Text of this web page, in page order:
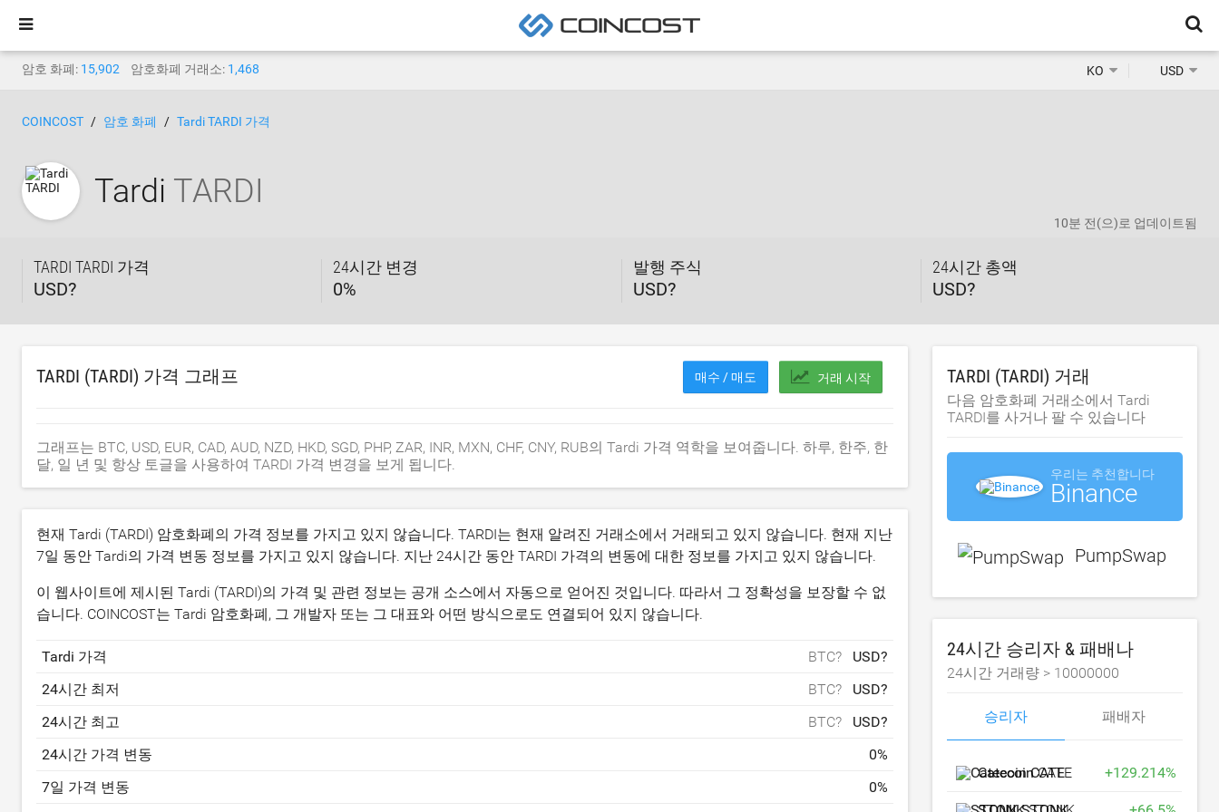
암호 화폐: 15,902 암호화폐 거래소: 1,468 KO USD
COINCOST 암호 화폐 Tardi TARDI 가격
Tardi TARDI
TARDI TARDI 가격
USD?
24시간 변경
0%
발행 주식
USD?
24시간 총액
USD?
10분 전(으)로 업데이트됨
TARDI (TARDI) 가격 그래프 매수 / 매도 거래 시작
그래프는 BTC, USD, EUR, CAD, AUD, NZD, HKD, SGD, PHP, ZAR, INR, MXN, CHF, CNY, RUB의 Tardi 가격 역학을 보여줍니다. 하루, 한주, 한
달, 일 년 및 항상 토글을 사용하여 TARDI 가격 변경을 보게 됩니다.
현재 Tardi (TARDI) 암호화폐의 가격 정보를 가지고 있지 않습니다. TARDI는 현재 알려진 거래소에서 거래되고 있지 않습니다. 현재 지난
7일 동안 Tardi의 가격 변동 정보를 가지고 있지 않습니다. 지난 24시간 동안 TARDI 가격의 변동에 대한 정보를 가지고 있지 않습니다.
이 웹사이트에 제시된 Tardi (TARDI)의 가격 및 관련 정보는 공개 소스에서 자동으로 얻어진 것입니다. 따라서 그 정확성을 보장할 수 없
습니다. COINCOST는 Tardi 암호화폐, 그 개발자 또는 그 대표와 어떤 방식으로도 연결되어 있지 않습니다.
Tardi 가격 BTC?
USD?
24시간 최저
BTC?
USD?
24시간 최고
BTC?
USD?
24시간 가격 변동
0%
7일 가격 변동
0%
TARDI (TARDI) 거래
다음 암호화폐 거래소에서 Tardi
TARDI를 사거나 팔 수 있습니다
우리는 추천합니다
Binance
PumpSwap
24시간 승리자 & 패배나
24시간 거래량 > 10000000
승리자 패배자
CatecoinCATE +129.214%